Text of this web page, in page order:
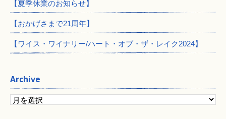
【夏季休業のお知らせ】
【おかげさまで21周年】
【ワイス・ワイナリー/ハート・オブ・ザ・レイク2024】
Archive